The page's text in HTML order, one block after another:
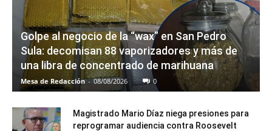
Golpe al negocio de la “wax” en San Pedro
Sula: decomisan 88 vaporizadores y más de
una libra de concentrado de marihuana
Mesa de Redacción - 08/08/2026 0
Magistrado Mario Díaz niega presiones para
reprogramar audiencia contra Roosevelt